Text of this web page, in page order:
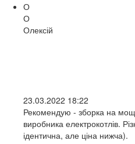
О
О
Олексій
23.03.2022 18:22
Рекомендую - зборка на
виробника електрокотлів.
ідентична, але ціна нижча).